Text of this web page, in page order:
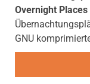
Overnight
GNU